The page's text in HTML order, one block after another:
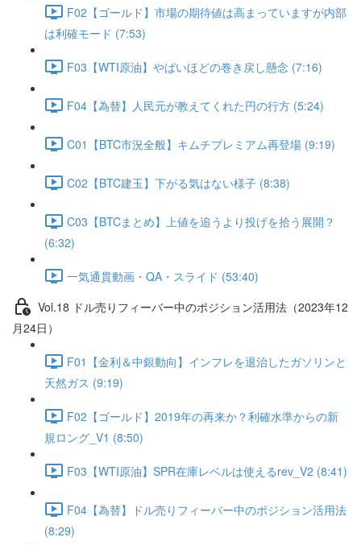
F02【ゴールド】市場の期待値は高まっていますが内部
は利確モード (7:53)
F03【WTI原油】やばいほどの巻き戻し懸念 (7:16)
F04【為替】人民元が教えてくれた円の行方 (5:24)
C01【BTC市況全般】キムチプレミアム再登場 (9:19)
C02【BTC建玉】下がる気はない様子 (8:38)
C03【BTCまとめ】上値を追うより投げを拾う展開？
(6:32)
一気通貫動画・QA・スライド (53:40)
Vol.18 ドル売りフィーバー中のポジション活用法（2023年12
月24日）
F01【金利＆中銀動向】インフレを退治したガソリンと
天然ガス (9:19)
F02【ゴールド】2019年の再来か？利確水準からの新
規ロング_V1 (8:50)
F03【WTI原油】SPR在庫レベルは使えるrev_V2 (8:41)
F04【為替】ドル売りフィーバー中のポジション活用法
(8:29)